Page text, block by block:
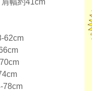
62cm
78cm